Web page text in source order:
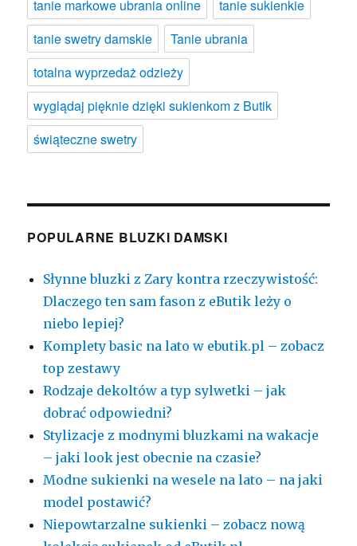
tanie markowe ubrania online
tanie sukienkie
tanie swetry damskie
Tanie ubrania
totalna wyprzedaż odzieży
wyglądaj pięknie dzięki sukienkom z Butik
świąteczne swetry
POPULARNE BLUZKI DAMSKI
Słynne bluzki z Zary kontra rzeczywistość:
Dlaczego ten sam fason z eButik leży o
niebo lepiej?
Komplety basic na lato w ebutik.pl – zobacz
top zestawy
Rodzaje dekoltów a typ sylwetki – jak
dobrać odpowiedni?
Stylizacje z modnymi bluzkami na wakacje
– jaki look jest obecnie na czasie?
Modne sukienki na wesele na lato – na jaki
model postawić?
Niepowtarzalne sukienki – zobacz nową